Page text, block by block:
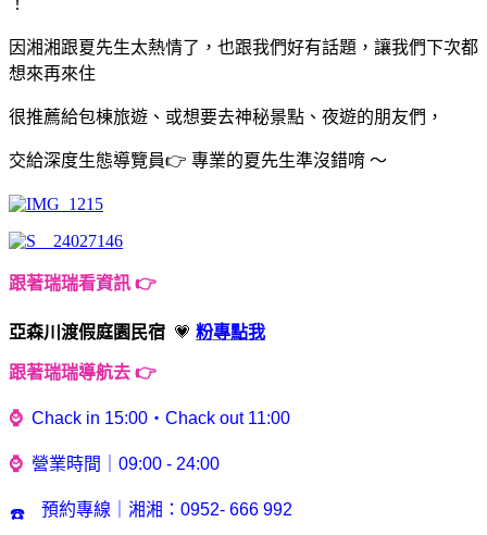
因湘湘跟夏先生太熱情了，也跟我們好有話題，讓我們下次都
想來再來住
很推薦給包棟旅遊、或想要去神秘景點、夜遊的朋友們，
交給深度生態導覽員👉 專業的夏先生準沒錯唷 ～
跟著瑞瑞看資訊 👉
亞森川渡假庭園民宿 💗 粉專點我
跟著瑞瑞導航去 👉
⌚️ Chack in 15:00・Chack out 11:00
⌚️ 營業時間｜09:00 - 24:00
☎️ 預約專線｜湘湘：0952- 666 992